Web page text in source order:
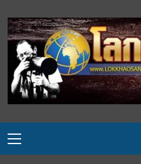
to
content
Menu